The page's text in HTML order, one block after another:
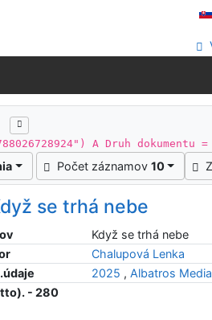
A Druh dokumentu =
Počet záznamov 10
se trhá nebe
Když se trhá nebe
Chalupová Lenka
2025 ,Albatros
- 280